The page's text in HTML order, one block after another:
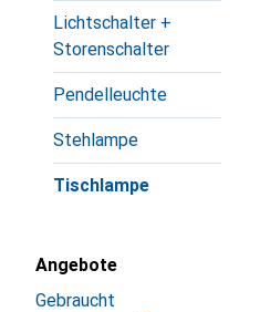
Lichtschalter +
Storenschalter
Pendelleuchte
Stehlampe
Tischlampe
Angebote
Gebraucht